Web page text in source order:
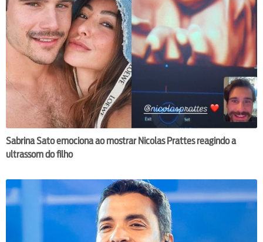
Sabrina Sato emociona ao mostrar Nicolas Prattes reagindo a
ultrassom do filho